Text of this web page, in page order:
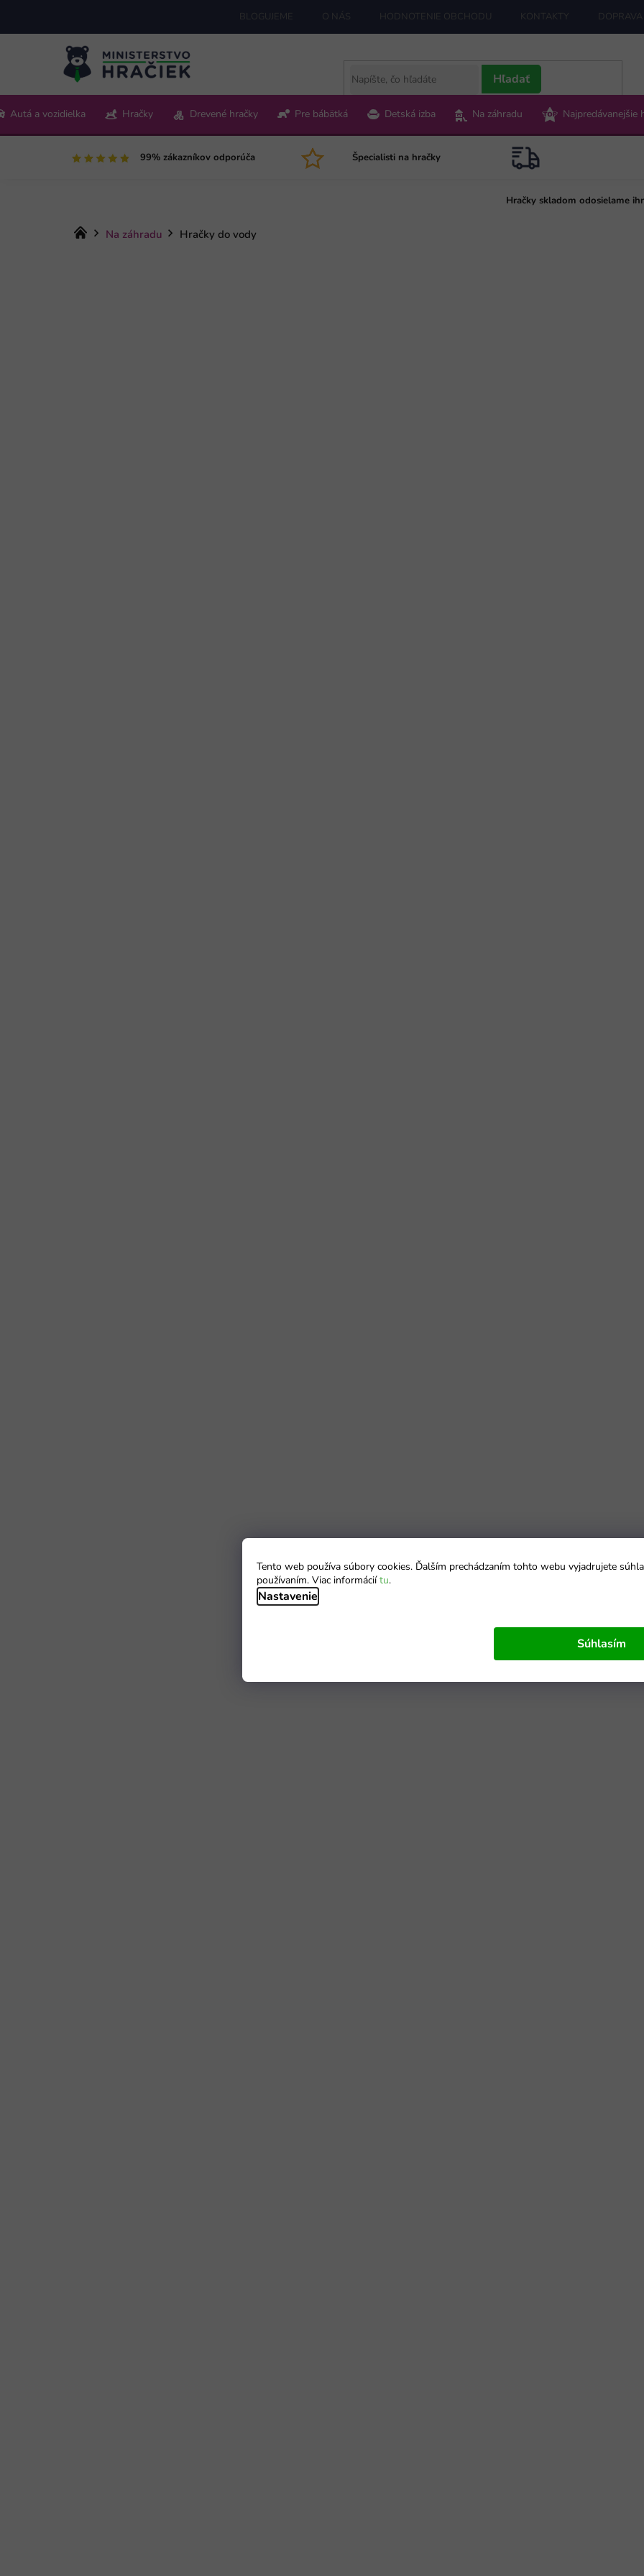
Tento web používa súbory cookies. Ďalším prechádzaním tohto webu vyjadrujete
používaním. Viac informáciítu.
Nastavenie
Súhlasím
obsah
BLOGUJEME O NÁS HODNOTENIE OBCHODU KONTAKTY
Pon-Pia 9:00-15:00
Hľadať
Autá a vozidielka Hračky Drevené hračky Pre bábätká Detská izba Na záhradu Najpredávanejšie
99% zákazníkov odporúča Špecialisti na hračky
Hračky skladom odosielame
DomovNa záhradu Hračky do vody